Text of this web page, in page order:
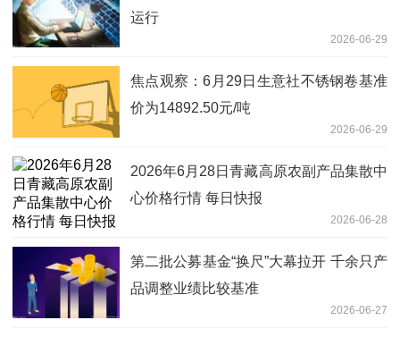
运行
2026-06-29
焦点观察：6月29日生意社不锈钢卷基准
价为14892.50元/吨
2026-06-29
2026年6月28日青藏高原农副产品集散中
心价格行情 每日快报
2026-06-28
第二批公募基金“换尺”大幕拉开 千余只产
品调整业绩比较基准
2026-06-27